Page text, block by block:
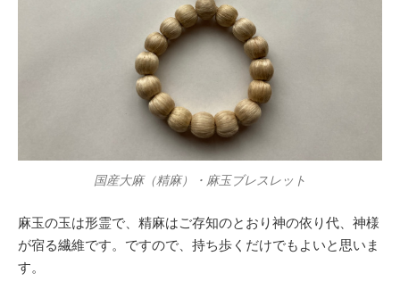
国産大麻（精麻）・麻玉ブレスレット
麻玉の玉は形霊で、精麻はご存知のとおり神の依り代、神様
が宿る繊維です。ですので、持ち歩くだけでもよいと思いま
す。